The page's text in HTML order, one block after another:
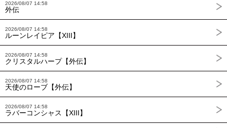
2026/08/07 14:58
外伝
2026/08/07 14:58
ルーンレイピア【XIII】
2026/08/07 14:58
クリスタルハープ【外伝】
2026/08/07 14:58
天使のローブ【外伝】
2026/08/07 14:58
ラバーコンシャス【XIII】